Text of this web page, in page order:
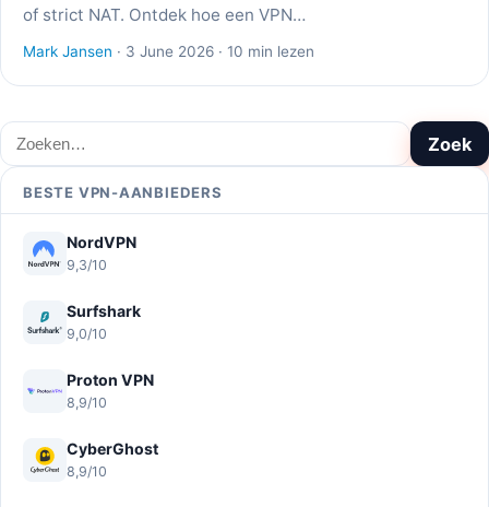
of strict NAT. Ontdek hoe een VPN…
Mark Jansen · 3 June 2026 · 10 min lezen
Zoeken Zoek
BESTE VPN-AANBIEDERS
NordVPN
9,3/10
Surfshark
9,0/10
Proton VPN
8,9/10
CyberGhost
8,9/10